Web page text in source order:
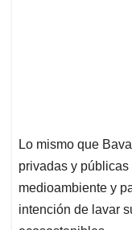
Lo mismo que
privadas y
medioambiente y
intención de lavar